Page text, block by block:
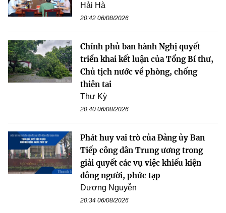
Hải Hà
20:42 06/08/2026
Chính phủ ban hành Nghị quyết
triển khai kết luận của Tổng Bí thư,
Chủ tịch nước về phòng, chống
thiên tai
Thư Kỳ
20:40 06/08/2026
Phát huy vai trò của Đảng ủy Ban
Tiếp công dân Trung ương trong
giải quyết các vụ việc khiếu kiện
đông người, phức tạp
Dương Nguyễn
20:34 06/08/2026